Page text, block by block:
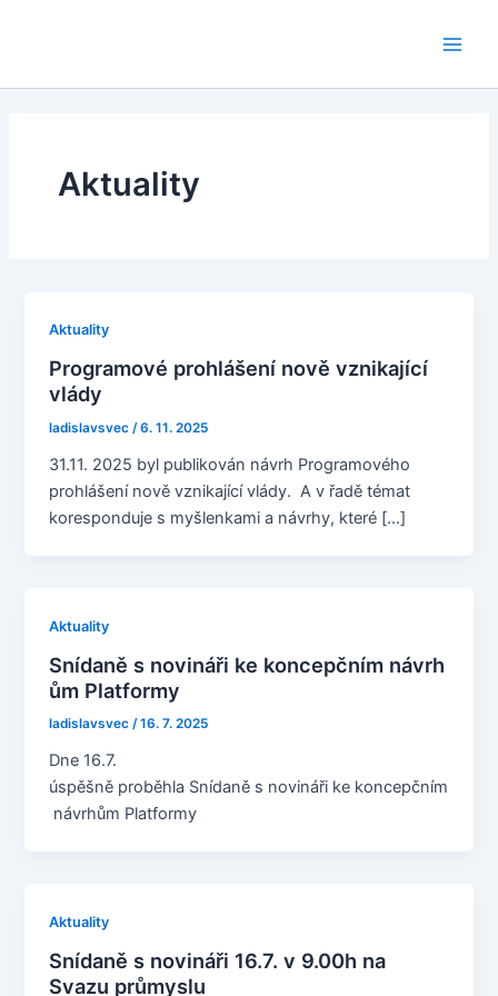
Aktuality
Aktuality
Programové prohlášení nově vznikající
vlády
ladislavsvec/6. 11. 2025
31.11. 2025 byl publikován návrh Programového
prohlášení nově vznikající vlády. A v řadě témat
koresponduje s myšlenkami a návrhy, které […]
Aktuality
Snídaně s novináři ke koncepčním návrh
ům Platformy
ladislavsvec/16. 7. 2025
Dne 16.7.
úspěšně proběhla Snídaně s novináři ke koncepčním
návrhům Platformy
Aktuality
Snídaně s novináři 16.7. v 9.00h na
Svazu průmyslu